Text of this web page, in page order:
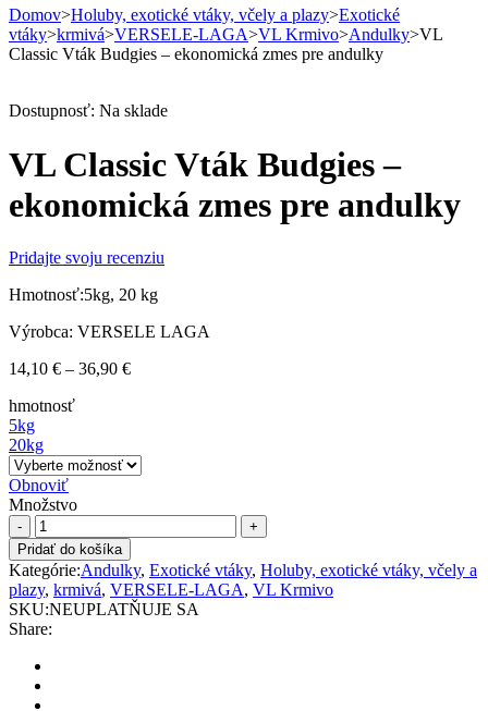
Domov>Holuby, exotické vtáky, včely a plazy>Exotické
vtáky>krmivá>VERSELE-LAGA>VL Krmivo>Andulky>VL
Classic Vták Budgies – ekonomická zmes pre andulky
Dostupnosť: Na sklade
VL Classic Vták Budgies –
ekonomická zmes pre andulky
Pridajte svoju recenziu
Hmotnosť:5kg, 20 kg
Výrobca: VERSELE LAGA
14,10 € – 36,90 €Price
hmotnosť
5kg
20kg
Obnoviť
Množstvo
VL
Classic
Vták
Budgies
-
ekonomická
zmes
pre
andulky
quantity
Pridať do košíka
Kategórie:Andulky, Exotické vtáky, Holuby, exotické vtáky, včely a
plazy, krmivá, VERSELE-LAGA, VL Krmivo
SKU:NEUPLATŇUJE SA
Share: